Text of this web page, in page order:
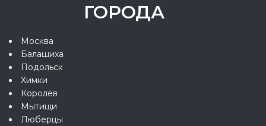
ГОРОДА
Москва
Балашиха
Подольск
Химки
Королёв
Мытищи
Люберцы